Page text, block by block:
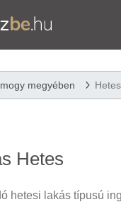
megyében
Hetes
hetesi lakás típusú